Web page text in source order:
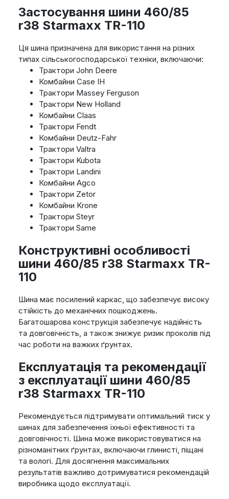
Застосування шини 460/85
r38 Starmaxx TR-110
Ця шина призначена для використання на різних
типах сільськогосподарської техніки, включаючи:
Трактори John Deere
Комбайни Case IH
Трактори Massey Ferguson
Трактори New Holland
Комбайни Claas
Трактори Fendt
Комбайни Deutz-Fahr
Трактори Valtra
Трактори Kubota
Трактори Landini
Комбайни Agco
Трактори Zetor
Комбайни Krone
Трактори Steyr
Трактори Same
Конструктивні особливості
шини 460/85 r38 Starmaxx TR-
110
Шина має посилений каркас, що забезпечує високу
стійкість до механічних пошкоджень.
Багатошарова конструкція забезпечує надійність
та довговічність, а також знижує ризик проколів під
час роботи на важких ґрунтах.
Експлуатація та рекомендації
з експлуатації шини 460/85
r38 Starmaxx TR-110
Рекомендується підтримувати оптимальний тиск у
шинах для забезпечення їхньої ефективності та
довговічності. Шина може використовуватися на
різноманітних ґрунтах, включаючи глинисті, піщані
та вологі. Для досягнення максимальних
результатів важливо дотримуватися рекомендацій
виробника щодо експлуатації.